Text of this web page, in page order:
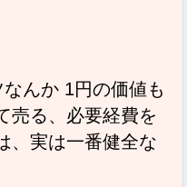
んか 1円の価値も
売る、必要経費を
、実は一番健全な